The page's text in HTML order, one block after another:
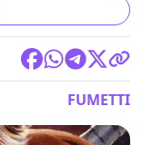
FUMETTI